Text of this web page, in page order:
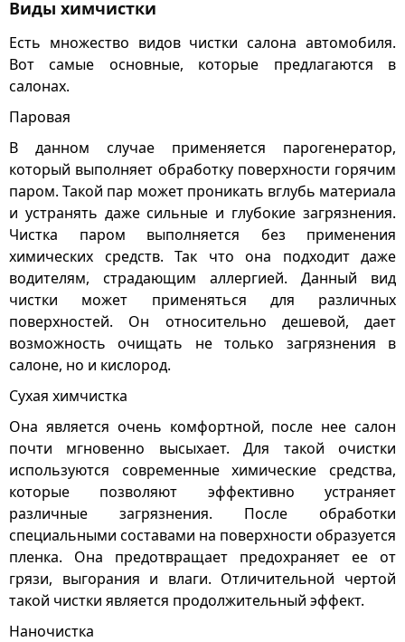
Виды химчистки
Есть множество видов чистки салона автомобиля.
Вот самые основные, которые предлагаются в
салонах.
Паровая
В данном случае применяется парогенератор,
который выполняет обработку поверхности горячим
паром. Такой пар может проникать вглубь материала
и устранять даже сильные и глубокие загрязнения.
Чистка паром выполняется без применения
химических средств. Так что она подходит даже
водителям, страдающим аллергией. Данный вид
чистки может применяться для различных
поверхностей. Он относительно дешевой, дает
возможность очищать не только загрязнения в
салоне, но и кислород.
Сухая химчистка
Она является очень комфортной, после нее салон
почти мгновенно высыхает. Для такой очистки
используются современные химические средства,
которые позволяют эффективно устраняет
различные загрязнения. После обработки
специальными составами на поверхности образуется
пленка. Она предотвращает предохраняет ее от
грязи, выгорания и влаги. Отличительной чертой
такой чистки является продолжительный эффект.
Наночистка